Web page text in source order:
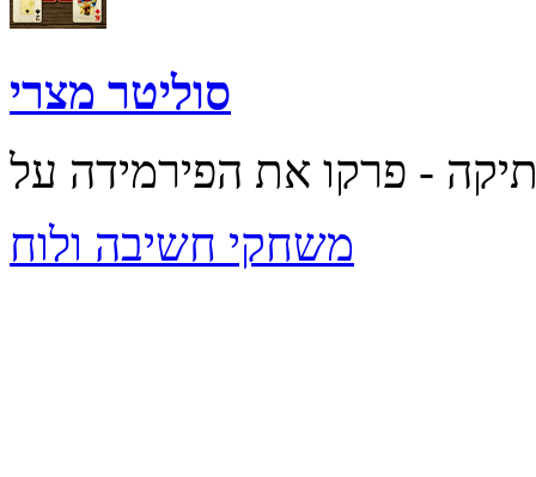
סוליטר מצרי
משחקי חשיבה ולוח